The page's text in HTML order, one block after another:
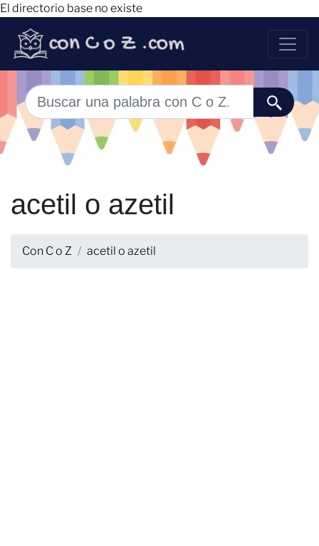
El directorio base no existe
acetil o azetil
Con C o Z acetil o azetil